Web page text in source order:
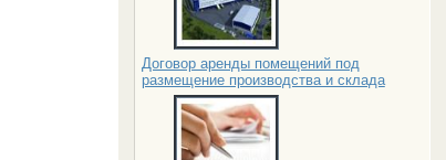
Договор аренды помещений под
размещение производства и склада